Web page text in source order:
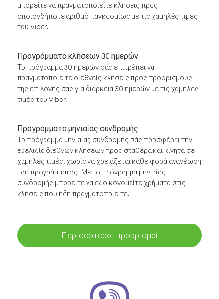
μπορείτε να πραγματοποιείτε κλήσεις προς
οποιονδήποτε αριθμό παγκοσμίως με τις χαμηλές τιμές
του Viber.
Προγράμματα κλήσεων 30 ημερών
Το πρόγραμμα 30 ημερών σάς επιτρέπει να
πραγματοποιείτε διεθνείς κλήσεις προς προορισμούς
της επιλογής σας για διάρκεια 30 ημερών με τις χαμηλές
τιμές του Viber.
Προγράμματα μηνιαίας συνδρομής
Το πρόγραμμα μηνιαίας συνδρομής σάς προσφέρει την
ευελιξία διεθνών κλήσεων προς σταθερά και κινητά σε
χαμηλές τιμές, χωρίς να χρειάζεται κάθε φορά ανανέωση
του προγράμματος. Με το πρόγραμμα μηνιαίας
συνδρομής μπορείτε να εξοικονομείτε χρήματα στις
κλήσεις που ήδη πραγματοποιείτε.
Περισσότεροι προορισμοί